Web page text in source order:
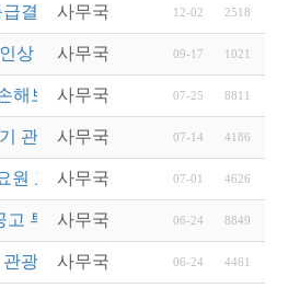
결정 제도 설명회 개최 안내
사무국 12-02 2518
상 방지를 위한 협조 안내
사무국 09-17 1021
해보험) 서비스 안내
사무국 07-25 8811
관광진흥개발기금 융자 설명회 실
사무국 07-14 4186
원 교육(현장체험학습 안전과정)
사무국 07-01 4626
고 투어코리아365(대표:피재관) (국
사무국 06-24 8849
광진흥개발기금 융자 시행 안내
사무국 06-24 4461